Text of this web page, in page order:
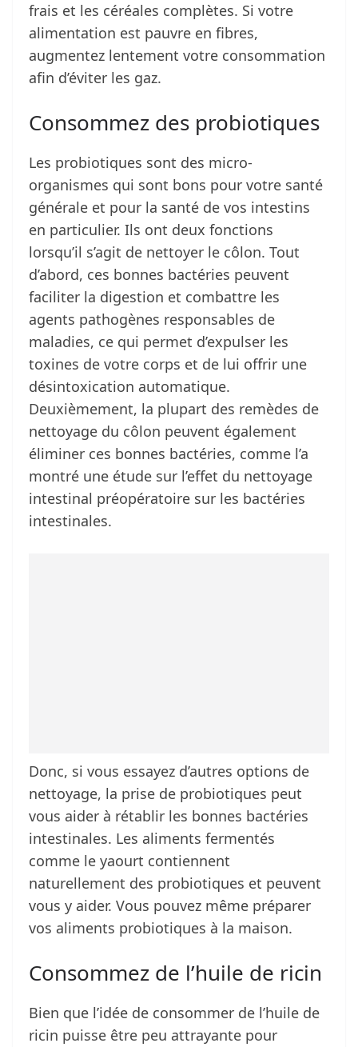
frais et les céréales complètes. Si votre
alimentation est pauvre en fibres,
augmentez lentement votre consommation
afin d’éviter les gaz.
Consommez des probiotiques
Les probiotiques sont des micro-
organismes qui sont bons pour votre santé
générale et pour la santé de vos intestins
en particulier. Ils ont deux fonctions
lorsqu’il s’agit de nettoyer le côlon. Tout
d’abord, ces bonnes bactéries peuvent
faciliter la digestion et combattre les
agents pathogènes responsables de
maladies, ce qui permet d’expulser les
toxines de votre corps et de lui offrir une
désintoxication automatique.
Deuxièmement, la plupart des remèdes de
nettoyage du côlon peuvent également
éliminer ces bonnes bactéries, comme l’a
montré une étude sur l’effet du nettoyage
intestinal préopératoire sur les bactéries
intestinales.
Donc, si vous essayez d’autres options de
nettoyage, la prise de probiotiques peut
vous aider à rétablir les bonnes bactéries
intestinales. Les aliments fermentés
comme le yaourt contiennent
naturellement des probiotiques et peuvent
vous y aider. Vous pouvez même préparer
vos aliments probiotiques à la maison.
Consommez de l’huile de ricin
Bien que l’idée de consommer de l’huile de
ricin puisse être peu attrayante pour